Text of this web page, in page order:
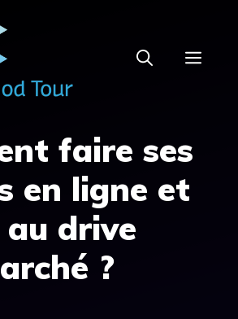
faire ses
en ligne et
drive
?